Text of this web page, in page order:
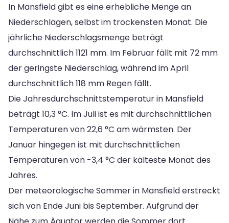
In Mansfield gibt es eine erhebliche Menge an
Niederschlägen, selbst im trockensten Monat. Die
jährliche Niederschlagsmenge beträgt
durchschnittlich 1121 mm. Im Februar fällt mit 72 mm
der geringste Niederschlag, während im April
durchschnittlich 118 mm Regen fällt.
Die Jahresdurchschnittstemperatur in Mansfield
beträgt 10,3 °C. Im Juli ist es mit durchschnittlichen
Temperaturen von 22,6 °C am wärmsten. Der
Januar hingegen ist mit durchschnittlichen
Temperaturen von -3,4 °C der kälteste Monat des
Jahres.
Der meteorologische Sommer in Mansfield erstreckt
sich von Ende Juni bis September. Aufgrund der